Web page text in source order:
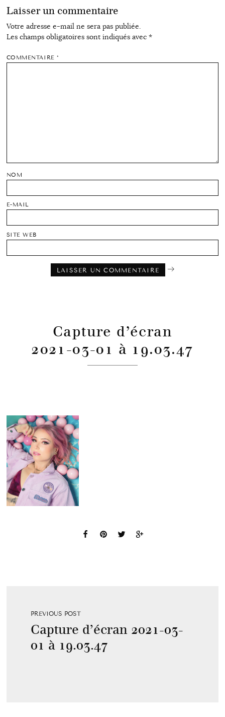
Laisser un commentaire
Votre adresse e-mail ne sera pas publiée.
Les champs obligatoires sont indiqués avec *
COMMENTAIRE*
NOM
E-MAIL
SITE WEB
Capture d’écran
2021-03-01 à 19.03.47
PREVIOUS POST
Capture d’écran 2021-03-
01 à 19.03.47